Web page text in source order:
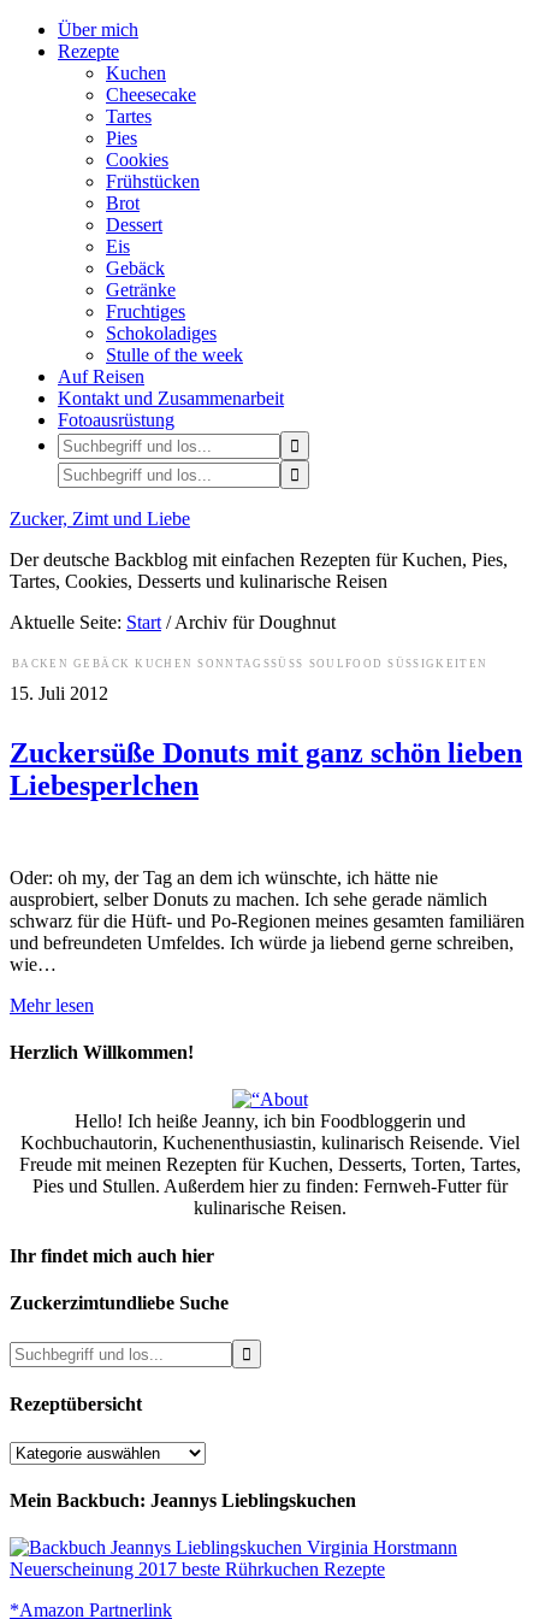
Über mich
Rezepte
Kuchen
Cheesecake
Tartes
Pies
Cookies
Frühstücken
Brot
Dessert
Eis
Gebäck
Getränke
Fruchtiges
Schokoladiges
Stulle of the week
Auf Reisen
Kontakt und Zusammenarbeit
Fotoausrüstung
Zucker, Zimt und Liebe
Der deutsche Backblog mit einfachen Rezepten für Kuchen, Pies,
Tartes, Cookies, Desserts und kulinarische Reisen
Aktuelle Seite: Start /Archiv für Doughnut
BACKEN GEBÄCK KUCHEN SONNTAGSSÜSS SOULFOOD SÜSSIGKEITEN
15. Juli 2012
Zuckersüße Donuts mit ganz schön lieben
Liebesperlchen
Oder: oh my, der Tag an dem ich wünschte, ich hätte nie
ausprobiert, selber Donuts zu machen. Ich sehe gerade nämlich
schwarz für die Hüft- und Po-Regionen meines gesamten familiären
und befreundeten Umfeldes. Ich würde ja liebend gerne schreiben,
wie…
Mehr lesen
Herzlich Willkommen!
Hello! Ich heiße Jeanny, ich bin Foodbloggerin und
Kochbuchautorin, Kuchenenthusiastin, kulinarisch Reisende. Viel
Freude mit meinen Rezepten für Kuchen, Desserts, Torten, Tartes,
Pies und Stullen. Außerdem hier zu finden: Fernweh-Futter für
kulinarische Reisen.
Ihr findet mich auch hier
Zuckerzimtundliebe Suche
Rezeptübersicht
Rezeptübersicht
Mein Backbuch: Jeannys Lieblingskuchen
*Amazon Partnerlink